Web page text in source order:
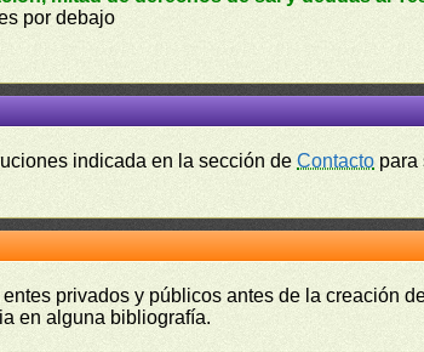
por debajo
indicada en la sección deContacto para
privados y públicos antes de la creación
en alguna bibliografía.